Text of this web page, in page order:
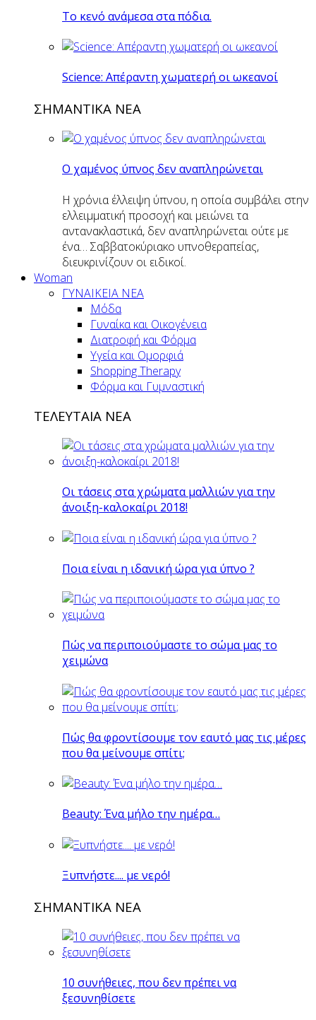
Το κενό ανάμεσα στα πόδια.
Science: Απέραντη χωματερή οι ωκεανοί
ΣΗΜΑΝΤΙΚΑ ΝΕΑ
Ο χαμένος ύπνος δεν αναπληρώνεται
Η χρόνια έλλειψη ύπνου, η οποία συμβάλει στην
ελλειμματική προσοχή και μειώνει τα
αντανακλαστικά, δεν αναπληρώνεται ούτε με
ένα… Σαββατοκύριακο υπνοθεραπείας,
διευκρινίζουν οι ειδικοί.
Woman
ΓΥΝΑΙΚΕΙΑ ΝΕΑ
Μόδα
Γυναίκα και Οικογένεια
Διατροφή και Φόρμα
Υγεία και Ομορφιά
Shopping Therapy
Φόρμα και Γυμναστική
ΤΕΛΕΥΤΑΙΑ ΝΕΑ
Οι τάσεις στα χρώματα μαλλιών για την
άνοιξη-καλοκαίρι 2018!
Ποια είναι η ιδανική ώρα για ύπνο ?
Πώς να περιποιούμαστε το σώμα μας το
χειμώνα
Πώς θα φροντίσουμε τον εαυτό μας τις μέρες
που θα μείνουμε σπίτι;
Beauty: Ένα μήλο την ημέρα…
Ξυπνήστε.... με νερό!
ΣΗΜΑΝΤΙΚΑ ΝΕΑ
10 συνήθειες, που δεν πρέπει να
ξεσυνηθίσετε